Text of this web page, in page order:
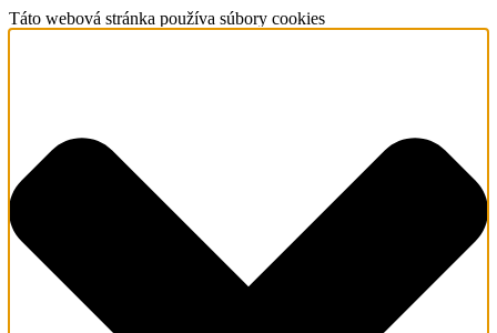
Táto webová stránka používa súbory cookies